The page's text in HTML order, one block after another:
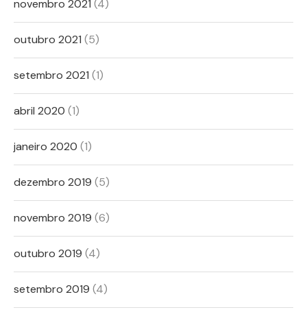
novembro 2021 (4)
outubro 2021 (5)
setembro 2021 (1)
abril 2020 (1)
janeiro 2020 (1)
dezembro 2019 (5)
novembro 2019 (6)
outubro 2019 (4)
setembro 2019 (4)